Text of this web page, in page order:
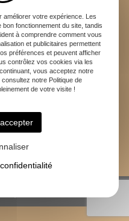
: 7h - 20h
95
améliorer votre expérience. Les
fonctionnement du site, tandis
à comprendre comment vous
et publicitaires permettent
préférences et peuvent afficher
contrôlez vos cookies via les
vous acceptez notre
notre Politique de
de votre visite !